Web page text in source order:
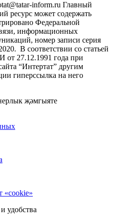
inform.ru Главный
ресурс может содержать
Федеральной
информационных
номер записи серия
В соответствии со статьей
от 27.12.1991 года при
“Интертат” другим
гиперссылка на него
җәмгыяте
удобства